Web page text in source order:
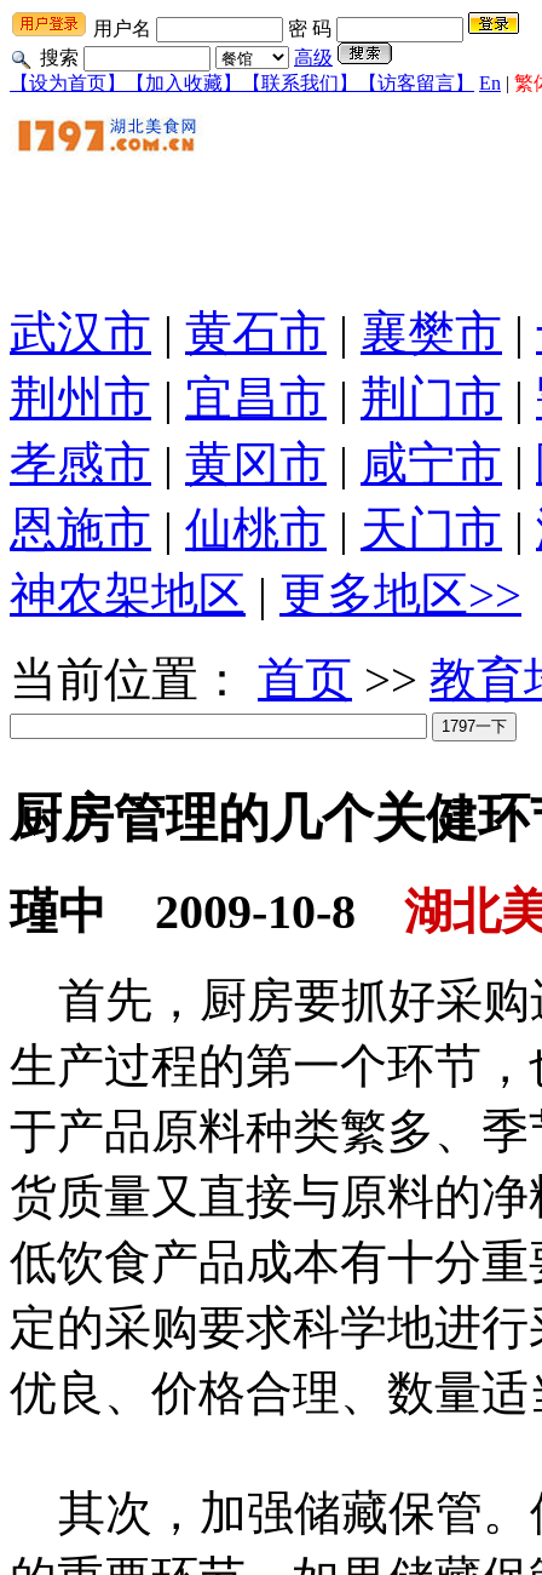
用户名
密 码
搜索
高级
【设为首页】
【加入收藏】 【联系我们】 【访客留言】 En | 繁
武汉市 | 黄石市 | 襄樊市 |
荆州市 | 宜昌市 | 荆门市 |
孝感市 | 黄冈市 | 咸宁市 |
恩施市 | 仙桃市 | 天门市 |
神农架地区 | 更多地区>>
当前位置： 首页 >> 教育
厨房管理的几个关健环
瑾中 2009-10-8 湖北
首先，厨房要抓好采购
生产过程的第一个环节
于产品原料种类繁多、
货质量又直接与原料的
低饮食产品成本有十分
定的采购要求科学地进
优良、价格合理、数量
其次，加强储藏保管。